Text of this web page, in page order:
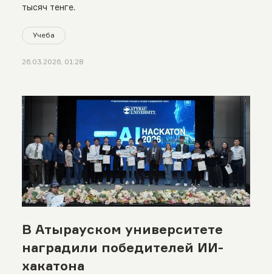
тысяч тенге.
Учеба
26.03.2026, 01:28
В Атырауском университете
наградили победителей ИИ-
хакатона